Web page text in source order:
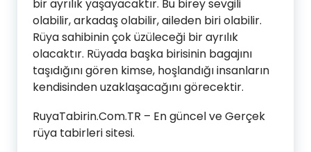
bir ayrılık yaşayacaktır. Bu birey sevgili
olabilir, arkadaş olabilir, aileden biri olabilir.
Rüya sahibinin çok üzüleceği bir ayrılık
olacaktır. Rüyada başka birisinin bagajını
taşıdığını gören kimse, hoşlandığı insanların
kendisinden uzaklaşacağını görecektir.
RuyaTabirin.Com.TR – En güncel ve Gerçek
rüya tabirleri sitesi.